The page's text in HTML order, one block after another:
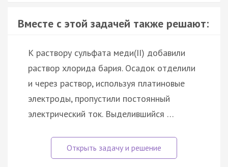
Вместе с этой задачей также решают:
К раствору сульфата меди(II) добавили
раствор хлорида бария. Осадок отделили
и через раствор, используя платиновые
электроды, пропустили постоянный
электрический ток. Выделившийся …